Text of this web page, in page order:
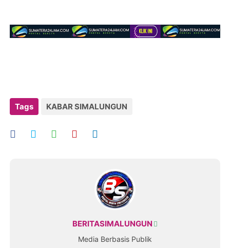
Tags KABAR SIMALUNGUN
BERITASIMALUNGUN
Media Berbasis Publik